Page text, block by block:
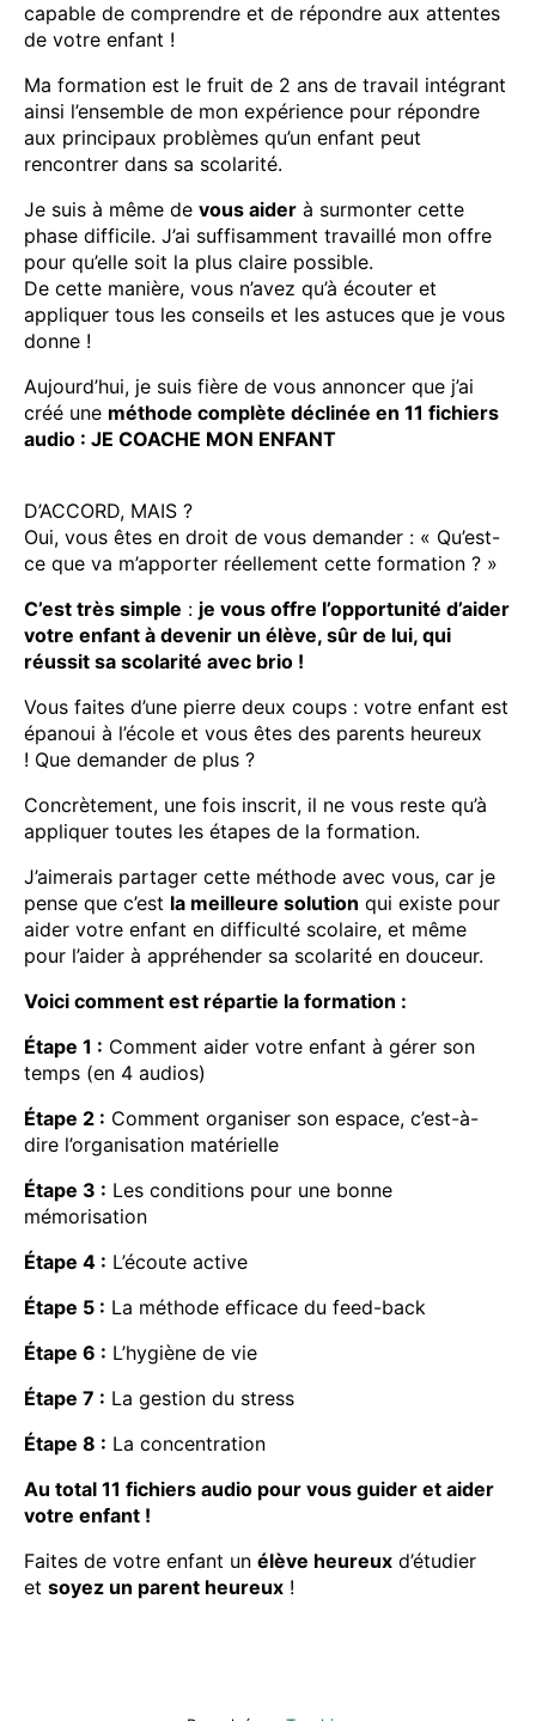
capable de comprendre et de répondre aux attentes
de votre enfant !
Ma formation est le fruit de 2 ans de travail intégrant
ainsi l’ensemble de mon expérience pour répondre
aux principaux problèmes qu’un enfant peut
rencontrer dans sa scolarité.
Je suis à même de vous aider à surmonter cette
phase difficile. J’ai suffisamment travaillé mon offre
pour qu’elle soit la plus claire possible.
De cette manière, vous n’avez qu’à écouter et
appliquer tous les conseils et les astuces que je vous
donne !
Aujourd’hui, je suis fière de vous annoncer que j’ai
créé une méthode complète déclinée en 11 fichiers
audio : JE COACHE MON ENFANT
D’ACCORD, MAIS ?
Oui, vous êtes en droit de vous demander : « Qu’est-
ce que va m’apporter réellement cette formation ? »
C’est très simple : je vous offre l’opportunité d’aider
votre enfant à devenir un élève, sûr de lui, qui
réussit sa scolarité avec brio !
Vous faites d’une pierre deux coups : votre enfant est
épanoui à l’école et vous êtes des parents heureux
! Que demander de plus ?
Concrètement, une fois inscrit, il ne vous reste qu’à
appliquer toutes les étapes de la formation.
J’aimerais partager cette méthode avec vous, car je
pense que c’est la meilleure solution qui existe pour
aider votre enfant en difficulté scolaire, et même
pour l’aider à appréhender sa scolarité en douceur.
Voici comment est répartie la formation :
Étape 1 : Comment aider votre enfant à gérer son
temps (en 4 audios)
Étape 2 : Comment organiser son espace, c’est-à-
dire l’organisation matérielle
Étape 3 : Les conditions pour une bonne
mémorisation
Étape 4 : L’écoute active
Étape 5 : La méthode efficace du feed-back
Étape 6 : L’hygiène de vie
Étape 7 : La gestion du stress
Étape 8 : La concentration
Au total 11 fichiers audio pour vous guider et aider
votre enfant !
Faites de votre enfant un élève heureux d’étudier
et soyez un parent heureux !